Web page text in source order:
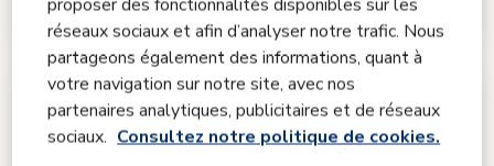
proposer des fonctionnalités disponibles sur les
réseaux sociaux et afin d’analyser notre trafic. Nous
partageons également des informations, quant à
votre navigation sur notre site, avec nos
partenaires analytiques, publicitaires et de réseaux
sociaux. Consultez notre politique de cookies.
En stock